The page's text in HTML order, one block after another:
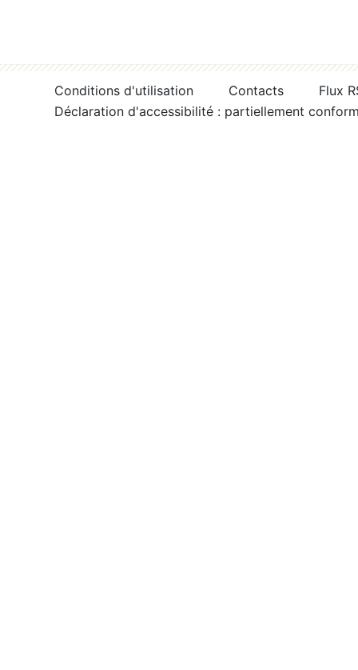
Conditions d'utilisation Contacts
Flux
Déclaration d'accessibilité : partiellement